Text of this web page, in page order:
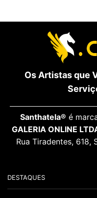
Os Artistas que
Santhatela® é
GALERIA ONLINE
Rua Tiradentes, 618,
DESTAQUES